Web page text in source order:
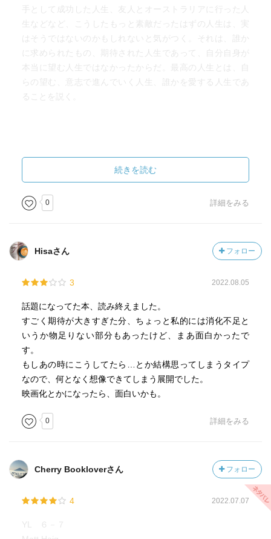
手として成功した人生、友人とオーストラリアに行った人
生などなど、こうしたもっと素敵だったはずの人生は、実
はそうではないのかもしれないと気がつく。それは、誰か
に求められたもの、期待された人生であって、自分自身が
本当に望む人生ではなかったからだ。最高の人生とは、自
らの望む、意志で進んでいく人生、誰かを愛する人生であ
ることを説く。
続きを読む
0 詳細をみる
Hisaさん フォロー
3 2022.08.05
話題になってた本、読み終えました。
すごく期待が大きすぎた分、ちょっと私的には消化不足と
いうか物足りない部分もあったけど、まあ面白かったで
す。
もしあの時にこうしてたら…とか結構思ってしまうタイプ
なので、何となく想像できてしまう展開でした。
映画化とかになったら、面白いかも。
0 詳細をみる
Cherry Bookloverさん フォロー
4 2022.07.07
YL ６－７